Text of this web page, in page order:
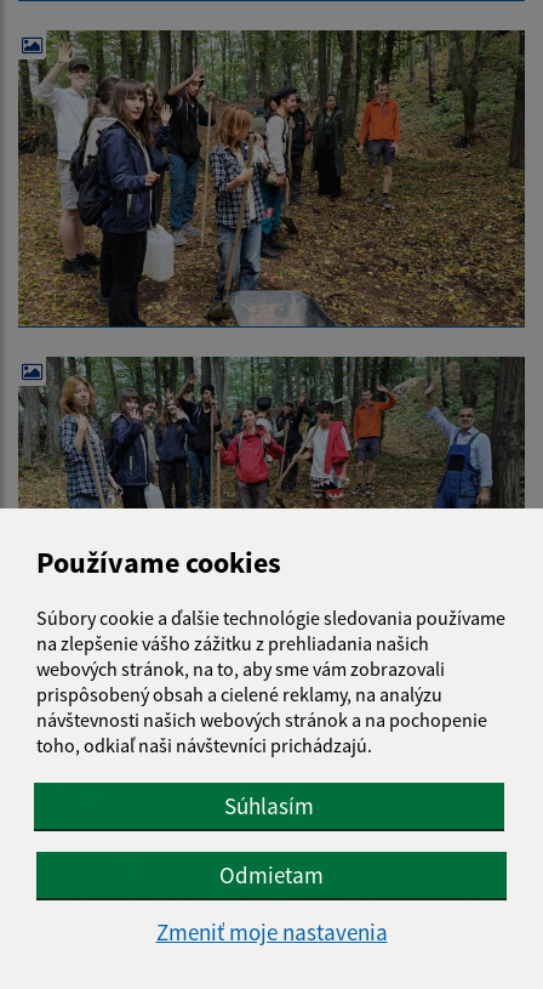
Používame cookies
Súbory cookie a ďalšie technológie sledovania používame
na zlepšenie vášho zážitku z prehliadania našich
webových stránok, na to, aby sme vám zobrazovali
prispôsobený obsah a cielené reklamy, na analýzu
návštevnosti našich webových stránok a na pochopenie
toho, odkiaľ naši návštevníci prichádzajú.
Súhlasím
Odmietam
Zmeniť moje nastavenia